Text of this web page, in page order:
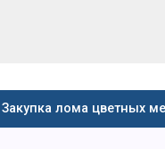
Закупка лома цветных